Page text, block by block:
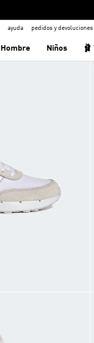
ayuda pedidos y devoluciones
Hombre Niños 🩰